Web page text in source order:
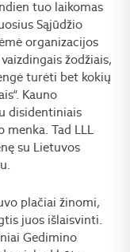
tuo laikomas
Sąjūdžio
organizacijos
žodžiais,
turėti bet kokių
Kauno
disidentiniais
Tad LLL
su Lietuvos
plačiai žinomi,
juos išlaisvinti.
Gedimino